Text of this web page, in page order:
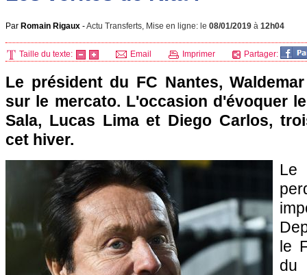
Par Romain Rigaux -Actu Transferts, Mise en ligne: le 08/01/2019 à 12h04
Taille du texte: Email Imprimer Partager:
Le président du FC Nantes,
sur le mercato. L'occasion d'évoquer
Sala, Lucas Lima et Diego Carlos,
cet hiver.
Le
le
du